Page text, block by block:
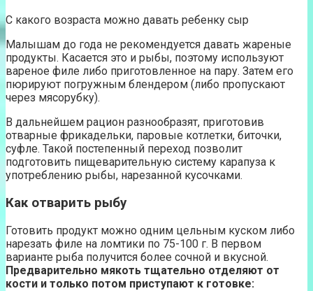
С какого возраста можно давать ребенку сыр
Малышам до года не рекомендуется давать жареные
продукты. Касается это и рыбы, поэтому используют
вареное филе либо приготовленное на пару. Затем его
пюрируют погружным блендером (либо пропускают
через мясорубку).
В дальнейшем рацион разнообразят, приготовив
отварные фрикадельки, паровые котлетки, биточки,
суфле. Такой постепенный переход позволит
подготовить пищеварительную систему карапуза к
употреблению рыбы, нарезанной кусочками.
Как отварить рыбу
Готовить продукт можно одним цельным куском либо
нарезать филе на ломтики по 75-100 г. В первом
варианте рыба получится более сочной и вкусной.
Предварительно мякоть тщательно отделяют от
кости и только потом приступают к готовке: